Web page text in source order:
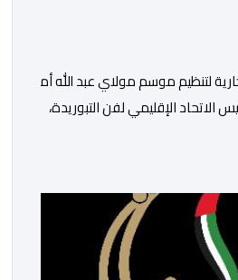
لتنظيم موسم مولاي عبد الله
الاتحاد الإقليمي لفن التبوريدة،
إيجابية على مستوى
الكبير الذي باتت تعرفه
الموسم إقبالا جماهيريا
الذي يحظى به فن التبوريدة،